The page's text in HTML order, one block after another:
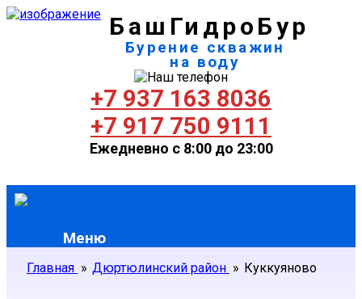
БашГидроБур
Бурение скважин
на воду
+7 937 163 8036
+7 917 750 9111
Ежедневно с 8:00 до 23:00
Меню
Главная » Дюртюлинский район » Куккуяново